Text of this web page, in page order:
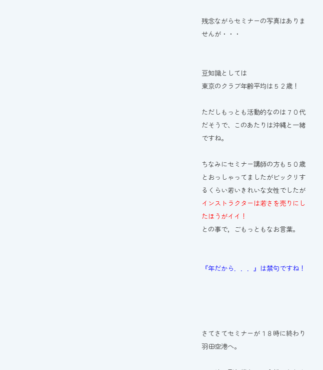
残念ながらセミナーの写真はありま
せんが・・・
豆知識としては
東京のクラブ年齢平均は５２歳！
ただしもっとも活動的なのは７０代
だそうで、このあたりは沖縄と一緒
ですね。
ちなみにセミナー講師の方も５０歳
とおっしゃってましたがビックリす
るくらい若いきれいな女性でしたが
インストラクターは若さを売りにし
たほうがイイ！
との事で，ごもっともなお言葉。
『年だから．．．』は禁句ですね！
さてさてセミナーが１８時に終わり
羽田空港へ。